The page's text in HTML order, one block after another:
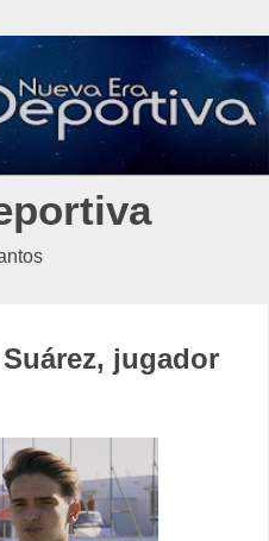
jugador